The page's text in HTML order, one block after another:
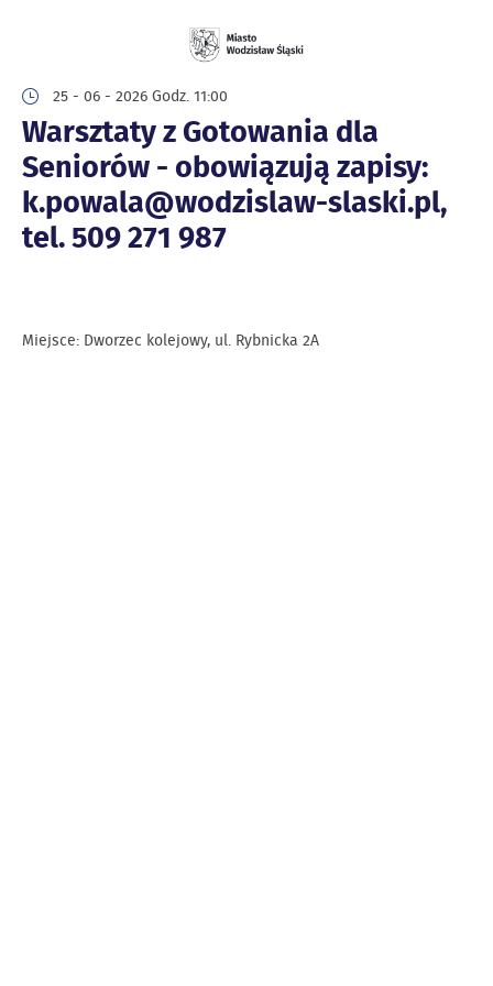
25 - 06 - 2026 Godz. 11:00
Warsztaty z Gotowania dla
Seniorów - obowiązują zapisy:
k.powala@wodzislaw-slaski.pl,
tel. 509 271 987
Miejsce: Dworzec kolejowy, ul. Rybnicka 2A